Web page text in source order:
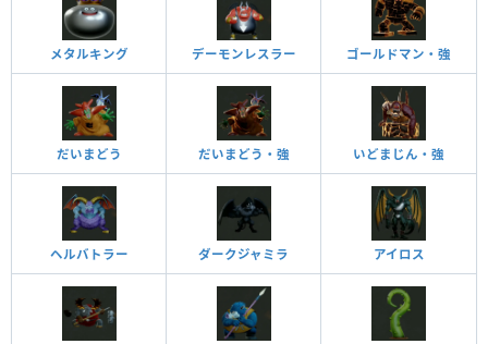
メタルキング デーモンレスラー ゴールドマン・強
だいまどう だいまどう・強 いどまじん・強
ヘルバトラー ダークジャミラ アイロス